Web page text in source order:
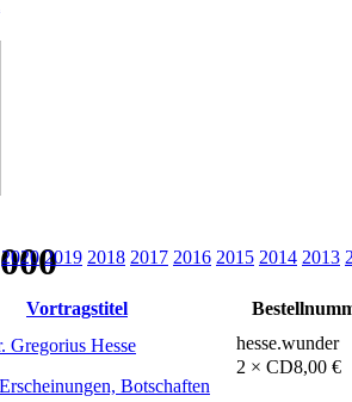
2020 2019 2018 2017 2016 2015 2014 2013
Vortragstitel
Gregorius Hesse
Botschaften
hesse.wunder
2 × CD8,00 €